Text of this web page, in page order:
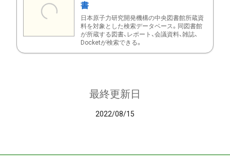
書
日本原子力研究開発機構の中央図書館所蔵資
料を対象とした検索データベース。同図書館
が所蔵する図書、レポート、会議資料、雑誌、
Docketが検索できる。
最終更新日
2022/08/15